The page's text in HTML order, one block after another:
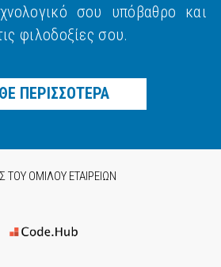
σου υπόβαθρο και
φιλοδοξίες σου.
ΠΕΡΙΣΣΟΤΕΡΑ
ΤΟΥ ΟΜΙΛΟΥ ΕΤΑΙΡΕΙΩΝ